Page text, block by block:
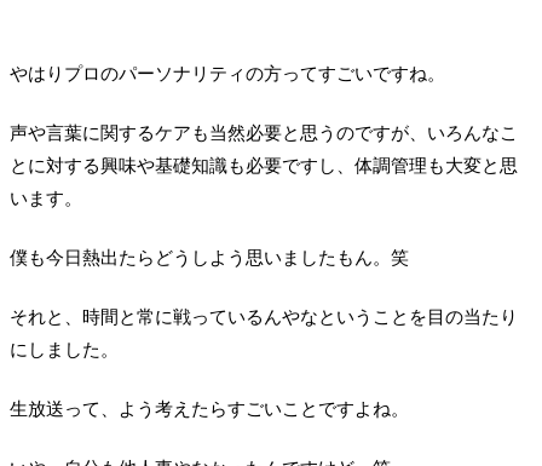
やはりプロのパーソナリティの方ってすごいですね。
声や言葉に関するケアも当然必要と思うのですが、いろんなこ
とに対する興味や基礎知識も必要ですし、体調管理も大変と思
います。
僕も今日熱出たらどうしよう思いましたもん。笑
それと、時間と常に戦っているんやなということを目の当たり
にしました。
生放送って、よう考えたらすごいことですよね。